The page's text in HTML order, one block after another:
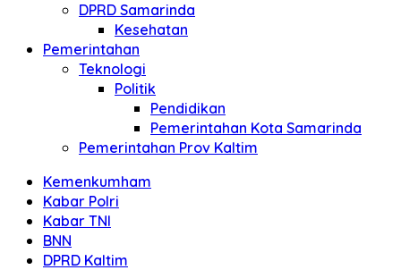
DPRD Samarinda
Kesehatan
Pemerintahan
Teknologi
Politik
Pendidikan
Pemerintahan Kota Samarinda
Pemerintahan Prov Kaltim
Kemenkumham
Kabar Polri
Kabar TNI
BNN
DPRD Kaltim